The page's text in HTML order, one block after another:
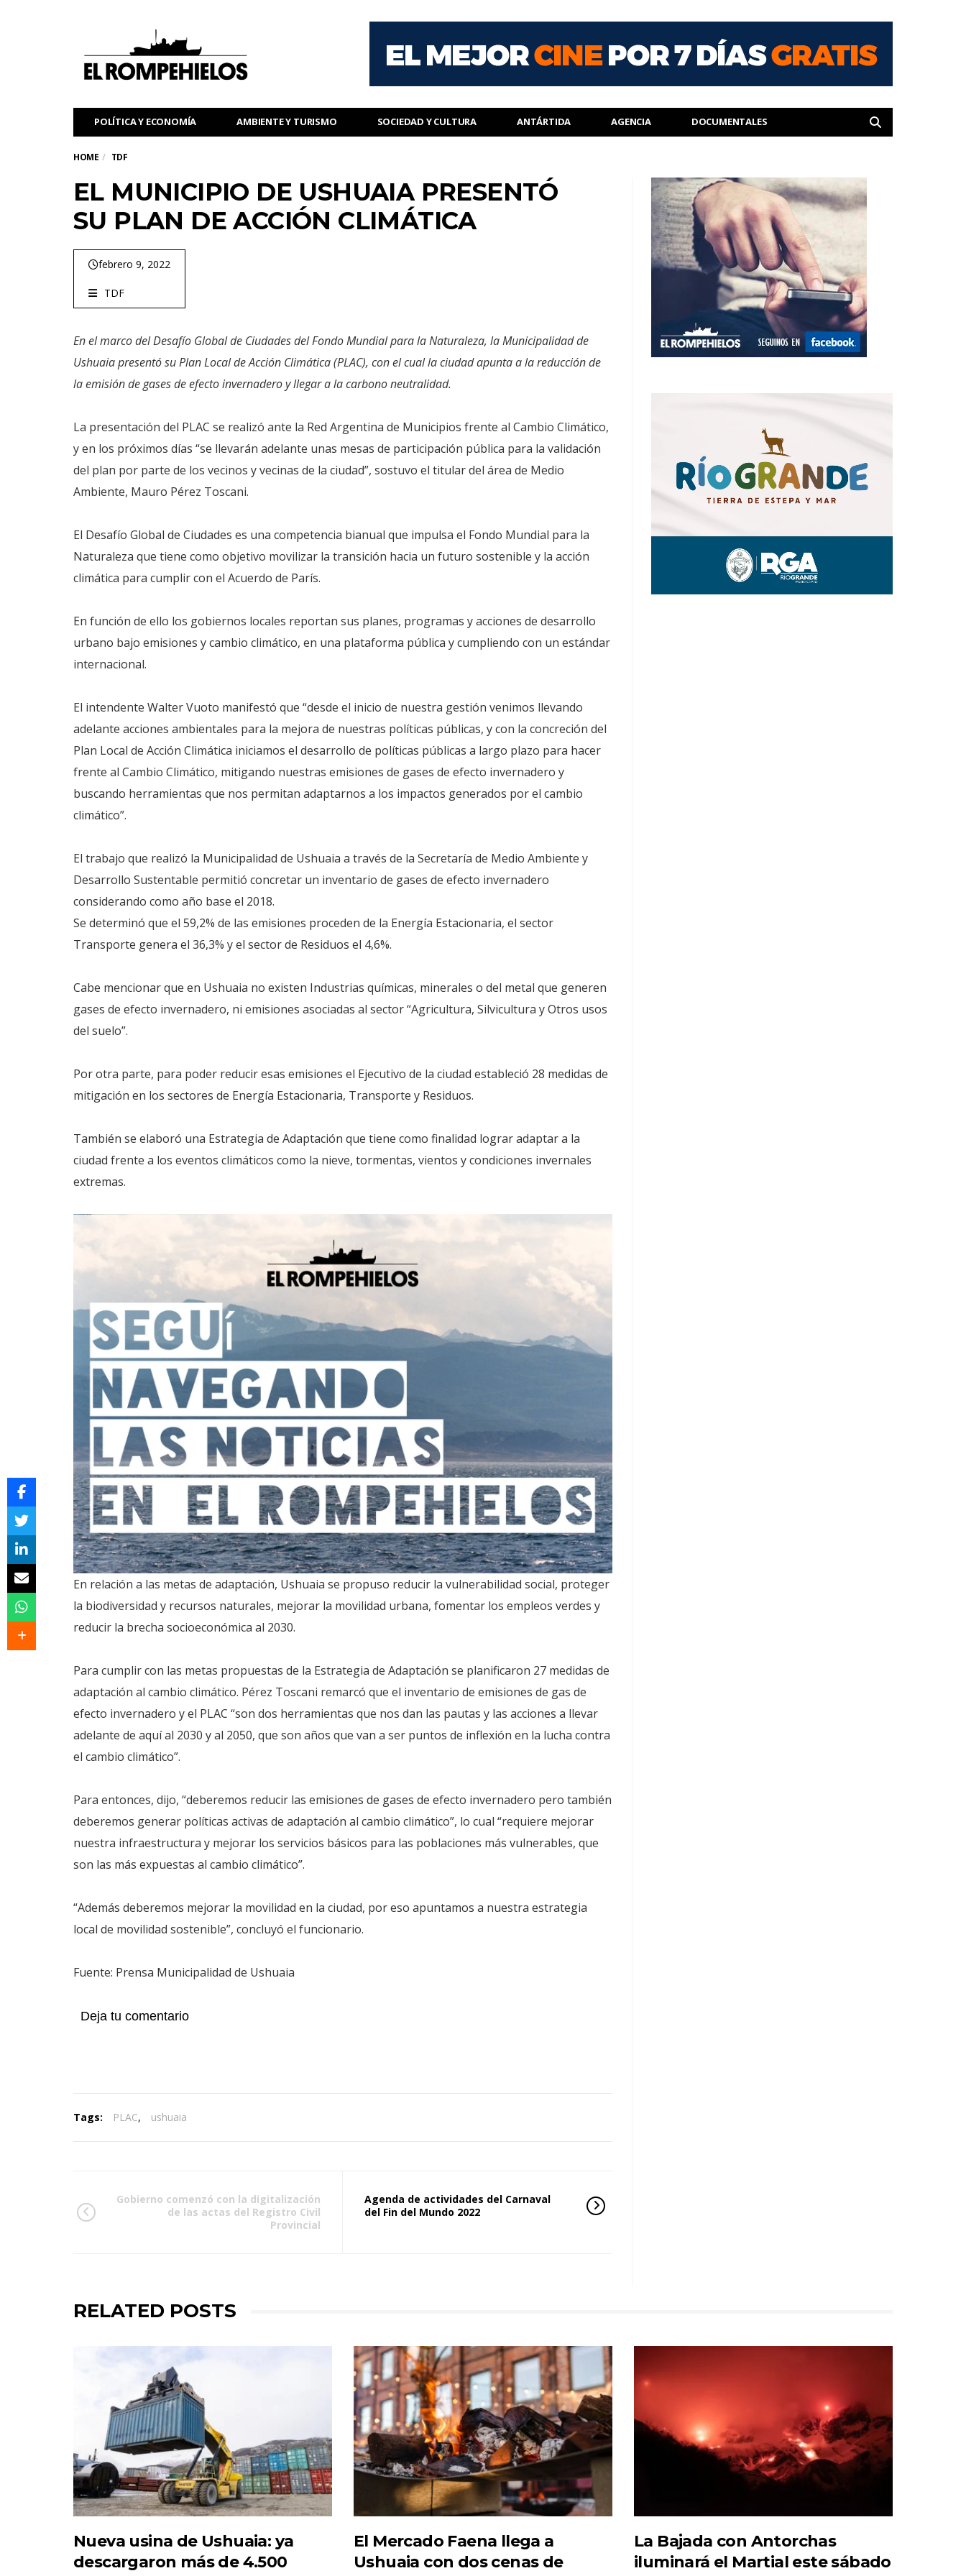
POLÍTICA Y ECONOMÍA AMBIENTE Y TURISMO SOCIEDAD Y CULTURA ANTÁRTIDA AGENCIA DOCUMENTALES
HOME TDF
EL MUNICIPIO DE USHUAIA PRESENTÓ
SU PLAN DE ACCIÓN CLIMÁTICA
febrero 9, 2022
TDF
En el marco del Desafío Global de Ciudades del Fondo Mundial para la Naturaleza, la Municipalidad de
Ushuaia presentó su Plan Local de Acción Climática (PLAC), con el cual la ciudad apunta a la reducción de
la emisión de gases de efecto invernadero y llegar a la carbono neutralidad.
La presentación del PLAC se realizó ante la Red Argentina de Municipios frente al Cambio Climático,
y en los próximos días “se llevarán adelante unas mesas de participación pública para la validación
del plan por parte de los vecinos y vecinas de la ciudad”, sostuvo el titular del área de Medio
Ambiente, Mauro Pérez Toscani.
El Desafío Global de Ciudades es una competencia bianual que impulsa el Fondo Mundial para la
Naturaleza que tiene como objetivo movilizar la transición hacia un futuro sostenible y la acción
climática para cumplir con el Acuerdo de París.
En función de ello los gobiernos locales reportan sus planes, programas y acciones de desarrollo
urbano bajo emisiones y cambio climático, en una plataforma pública y cumpliendo con un estándar
internacional.
El intendente Walter Vuoto manifestó que “desde el inicio de nuestra gestión venimos llevando
adelante acciones ambientales para la mejora de nuestras políticas públicas, y con la concreción del
Plan Local de Acción Climática iniciamos el desarrollo de políticas públicas a largo plazo para hacer
frente al Cambio Climático, mitigando nuestras emisiones de gases de efecto invernadero y
buscando herramientas que nos permitan adaptarnos a los impactos generados por el cambio
climático”.
El trabajo que realizó la Municipalidad de Ushuaia a través de la Secretaría de Medio Ambiente y
Desarrollo Sustentable permitió concretar un inventario de gases de efecto invernadero
considerando como año base el 2018.
Se determinó que el 59,2% de las emisiones proceden de la Energía Estacionaria, el sector
Transporte genera el 36,3% y el sector de Residuos el 4,6%.
Cabe mencionar que en Ushuaia no existen Industrias químicas, minerales o del metal que generen
gases de efecto invernadero, ni emisiones asociadas al sector “Agricultura, Silvicultura y Otros usos
del suelo”.
Por otra parte, para poder reducir esas emisiones el Ejecutivo de la ciudad estableció 28 medidas de
mitigación en los sectores de Energía Estacionaria, Transporte y Residuos.
También se elaboró una Estrategia de Adaptación que tiene como finalidad lograr adaptar a la
ciudad frente a los eventos climáticos como la nieve, tormentas, vientos y condiciones invernales
extremas.
En relación a las metas de adaptación, Ushuaia se propuso reducir la vulnerabilidad social, proteger
la biodiversidad y recursos naturales, mejorar la movilidad urbana, fomentar los empleos verdes y
reducir la brecha socioeconómica al 2030.
Para cumplir con las metas propuestas de la Estrategia de Adaptación se planificaron 27 medidas de
adaptación al cambio climático. Pérez Toscani remarcó que el inventario de emisiones de gas de
efecto invernadero y el PLAC “son dos herramientas que nos dan las pautas y las acciones a llevar
adelante de aquí al 2030 y al 2050, que son años que van a ser puntos de inflexión en la lucha contra
el cambio climático”.
Para entonces, dijo, “deberemos reducir las emisiones de gases de efecto invernadero pero también
deberemos generar políticas activas de adaptación al cambio climático”, lo cual “requiere mejorar
nuestra infraestructura y mejorar los servicios básicos para las poblaciones más vulnerables, que
son las más expuestas al cambio climático”.
“Además deberemos mejorar la movilidad en la ciudad, por eso apuntamos a nuestra estrategia
local de movilidad sostenible”, concluyó el funcionario.
Fuente: Prensa Municipalidad de Ushuaia
Deja tu comentario
Tags: PLAC, ushuaia
Gobierno comenzó con la digitalización
de las actas del Registro Civil
Provincial
Agenda de actividades del Carnaval
del Fin del Mundo 2022
RELATED POSTS
Nueva usina de Ushuaia: ya
descargaron más de 4.500
El Mercado Faena llega a
Ushuaia con dos cenas de
La Bajada con Antorchas
iluminará el Martial este sábado